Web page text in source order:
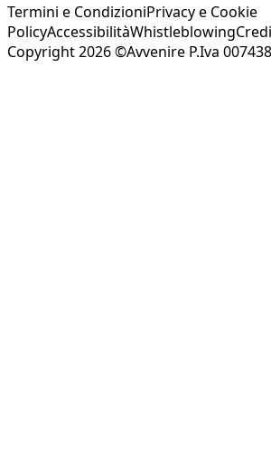
Termini e CondizioniPrivacy e Cookie
PolicyAccessibilitàWhistleblowing
Copyright 2026 ©Avvenire P.Iva